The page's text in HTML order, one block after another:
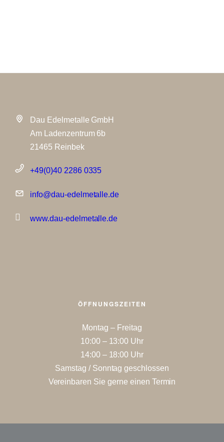
Dau Edelmetalle GmbH
Am Ladenzentrum 6b
21465 Reinbek
+49(0)40 2286 0335
info@dau-edelmetalle.de
www.dau-edelmetalle.de
ÖFFNUNGSZEITEN
Montag – Freitag
10:00 – 13:00 Uhr
14:00 – 18:00 Uhr
Samstag / Sonntag geschlossen
Vereinbaren Sie gerne einen Termin